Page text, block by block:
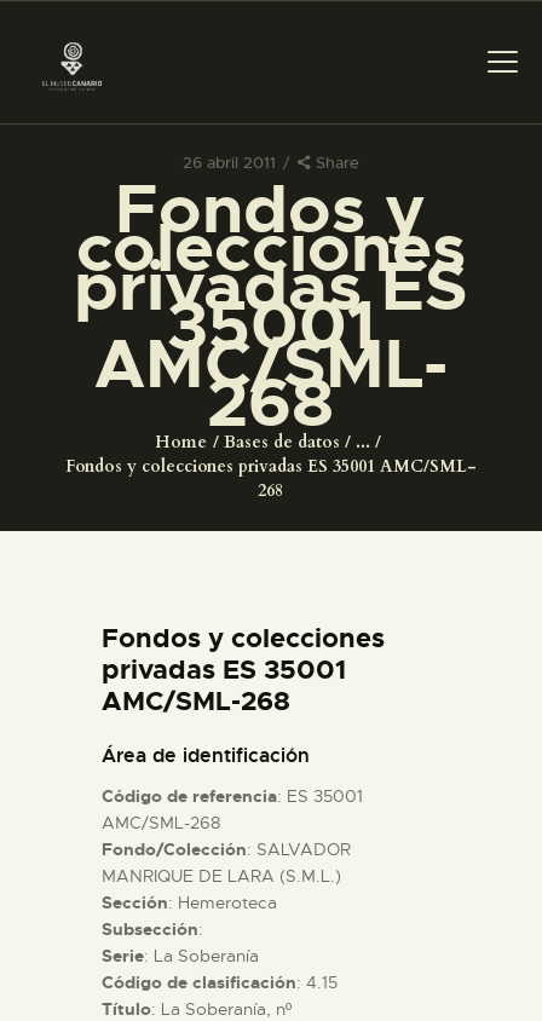
26 abril 2011 Share
Fondos y
colecciones
privadas ES
35001
AMC/SML-
268
Home Bases de datos
...
Fondos y colecciones privadas ES 35001 AMC/SML-
268
PREPARAR LA VISITA
ACTIVIDADES
█
EL MUSEO
COLECCIONES
ESPAÑOL
PREPARAR LA VISITA
█
EL MUSEO
COLECCIONES
Fondos y colecciones
privadas ES 35001
AMC/SML-268
Área de identificación
Código de referencia: ES 35001
AMC/SML-268
Fondo/Colección: SALVADOR
MANRIQUE DE LARA (S.M.L.)
Sección: Hemeroteca
Subsección:
Serie: La Soberanía
Código de clasificación: 4.15
Título: La Soberanía, nº